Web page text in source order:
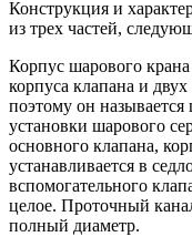
Конструкция и
из трех частей,
Корпус шарового крана
корпуса клапана и
поэтому он
установки шарового
основного клапана,
устанавливается в
вспомогательного
целое. Проточный
полный диаметр.